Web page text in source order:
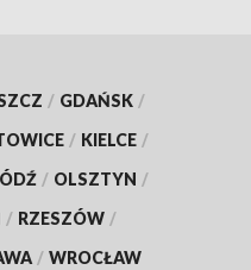
/ GDAŃSK /
/ KIELCE /
/ OLSZTYN /
/ RZESZÓW /
/ WROCŁAW